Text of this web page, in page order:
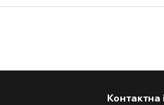
Контактна